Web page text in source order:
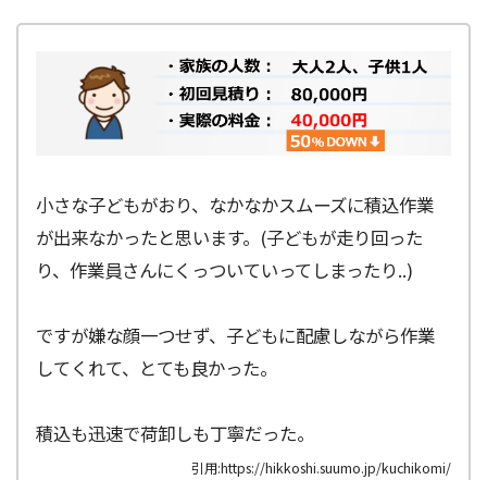
小さな子どもがおり、なかなかスムーズに積込作業
が出来なかったと思います。(子どもが走り回った
り、作業員さんにくっついていってしまったり..)
ですが嫌な顔一つせず、子どもに配慮しながら作業
してくれて、とても良かった。
積込も迅速で荷卸しも丁寧だった。
引用:https://hikkoshi.suumo.jp/kuchikomi/